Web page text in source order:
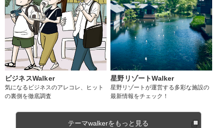
ビジネスWalker
気になるビジネスのアレコレ、ヒット
の裏側を徹底調査
星野リゾートWalker
星野リゾートが運営する多彩な施設の
最新情報をチェック！
テーマwalkerをもっと見る